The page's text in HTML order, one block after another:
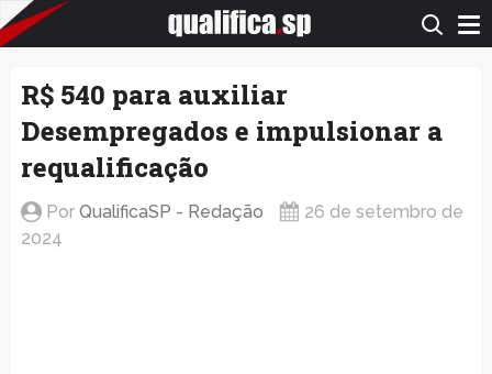
QualificaSP.com
R$ 540 para auxiliar
Desempregados e impulsionar a
requalificação
Por QualificaSP - Redação
26 de setembro de
2024